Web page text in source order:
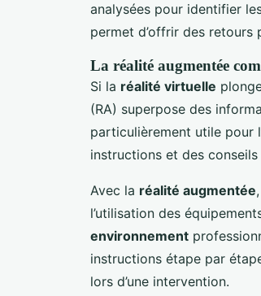
analysées pour identifier
permet d’offrir des retours
La réalité augmentée
Si la réalité virtuelle
(RA) superpose des
particulièrement utile pour
instructions et des
Avec la réalité augmentée
l’utilisation des
environnement
instructions étape par
lors d’une intervention.